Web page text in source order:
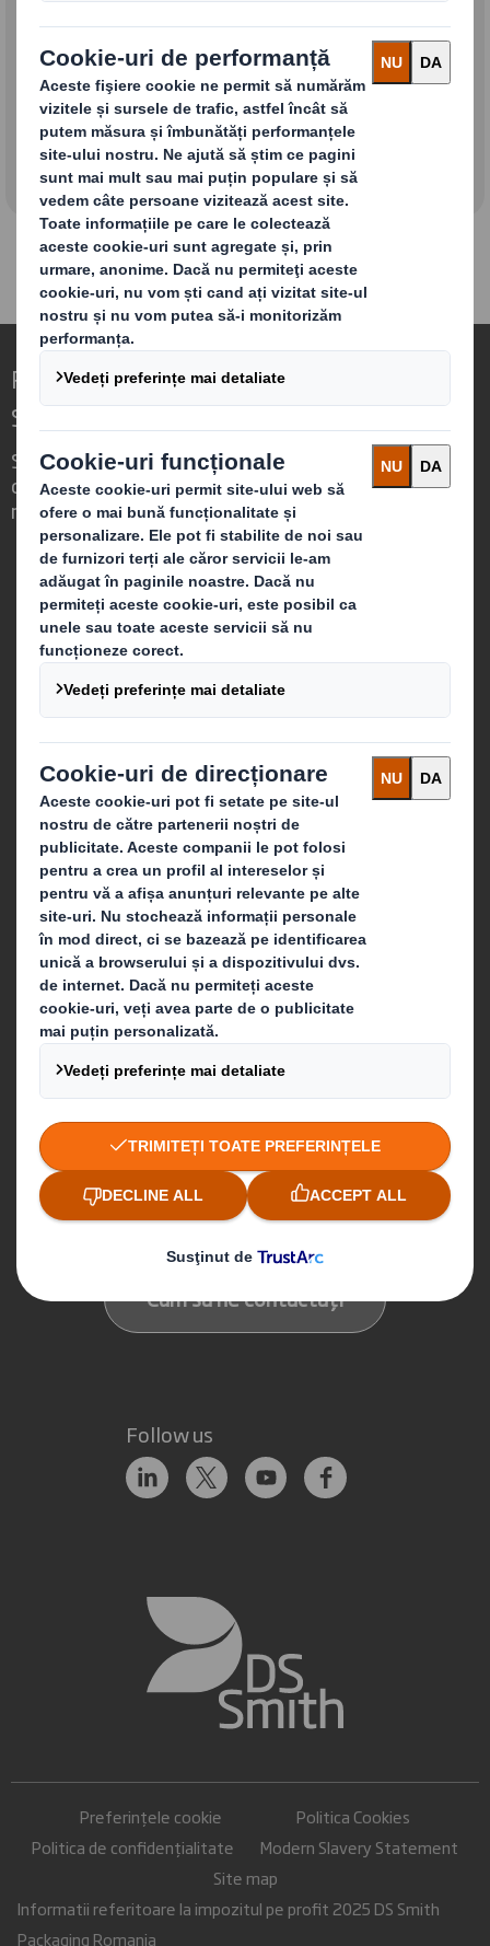
Biroul de Comunicare
Relații cu presa
Redefinirea Ambalajelor pentru o Lume în
Schimbare
Suntem diferiți pentru că vedem
oportunitatea ca ambalajele să joace un
rol puternic în lumea din jurul nostru.
Cine suntem
Despre DS Smith
Despre International Paper
Despre Fuziunea IP & DS Smith
Sustenabilitate
Media
Cariera
Ce facem
Soluții de ambalare
Produse din hârtie
Servicii de reciclare
Contactează-ne
Newsletter
Cum să ne contactați
Follow us
Preferințele cookie
Politica Cookies
Politica de confidențialitate
Modern Slavery Statement
Site map
Informatii referitoare la impozitul pe profit 2025 DS Smith
Packaging Romania